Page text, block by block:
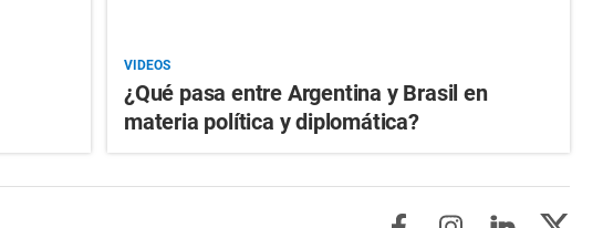
VIDEOS
¿Qué pasa entre Argentina y Brasil en
materia política y diplomática?